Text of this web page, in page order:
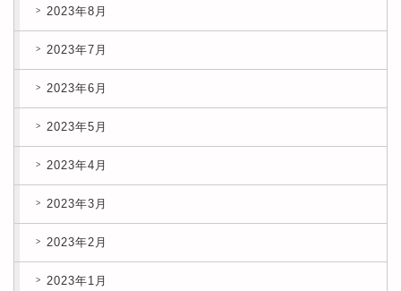
2023年8月
2023年7月
2023年6月
2023年5月
2023年4月
2023年3月
2023年2月
2023年1月